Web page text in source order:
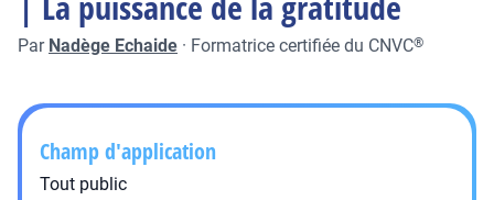
Par Nadège Echaide · Formatrice certifiée du CNVC®
Champ d'application
Tout public